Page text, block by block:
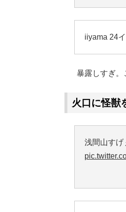
iiyama 24
暴露しすぎ。
火口に怪獣
浅間山すげ